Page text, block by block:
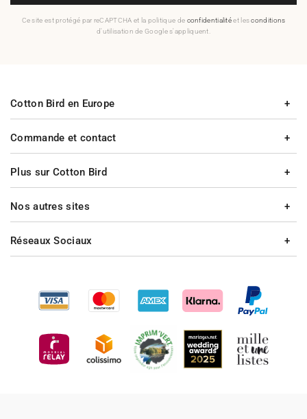
Ce site est protégé par reCAPTCHA et la politique de confidentialitéet lesconditions
d'utilisation de Google s'appliquent.
Commande et contact
Plus sur Cotton Bird
Cotton Bird en Europe
Nos autres sites
Réseaux Sociaux